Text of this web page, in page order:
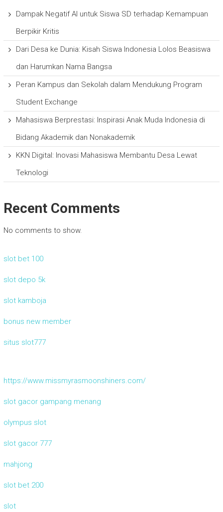
Dampak Negatif AI untuk Siswa SD terhadap Kemampuan
Berpikir Kritis
Dari Desa ke Dunia: Kisah Siswa Indonesia Lolos Beasiswa
dan Harumkan Nama Bangsa
Peran Kampus dan Sekolah dalam Mendukung Program
Student Exchange
Mahasiswa Berprestasi: Inspirasi Anak Muda Indonesia di
Bidang Akademik dan Nonakademik
KKN Digital: Inovasi Mahasiswa Membantu Desa Lewat
Teknologi
Recent Comments
No comments to show.
slot bet 100
slot depo 5k
slot kamboja
bonus new member
situs slot777
https://www.missmyrasmoonshiners.com/
slot gacor gampang menang
olympus slot
slot gacor 777
mahjong
slot bet 200
slot